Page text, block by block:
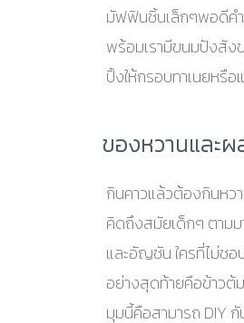
มัฟฟินชิ้นเล็กๆพอดีคำ
พร้อมเรามีขนมปังสัง
ปิ้งให้กรอบทาเนยหรื
ของหวานและผ
กินคาวแล้วต้องกินหว
คิดถึงสมัยเด็กๆ ตาม
และอัญชัน ใครที่ไม่ชอ
อย่างสุดท้ายคือข้าวต้
มุมนี้คือสามารถ DIY กั